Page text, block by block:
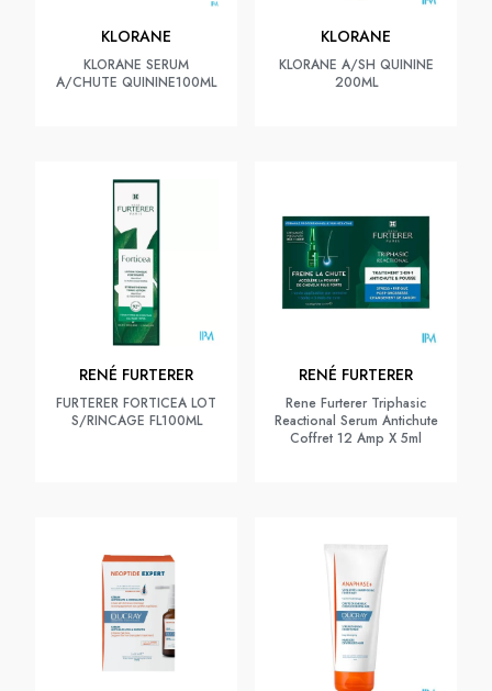
KLORANE
KLORANE SERUM
A/CHUTE QUININE100ML
KLORANE
KLORANE A/SH QUININE
200ML
RENÉ FURTERER
FURTERER FORTICEA LOT
S/RINCAGE FL100ML
RENÉ FURTERER
Rene Furterer Triphasic
Reactional Serum Antichute
Coffret 12 Amp X 5ml